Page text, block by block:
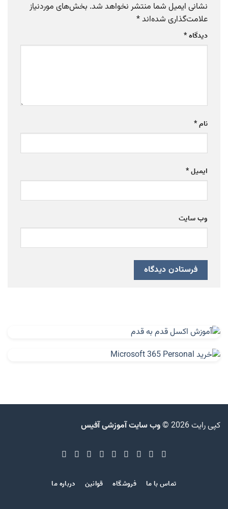
نشانی ایمیل شما منتشر نخواهد شد. بخش‌های موردنیاز
علامت‌گذاری شده‌اند*
دیدگاه*
نام*
ایمیل*
وب‌ سایت
کپی رایت 2026 © وب سایت آموزشی آفیس
تماس با ما فروشگاه قوانین درباره ما